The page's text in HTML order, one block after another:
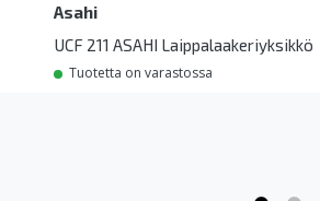
Asahi
UCF 211 ASAHI Laippalaakeriyksikkö
Tuotetta on varastossa